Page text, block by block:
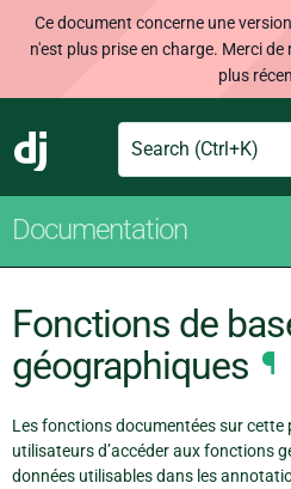
Ce document concerne une
n'est plus prise en charge. Merci
plus
Django
Search
Documentation
Fonctions de
géographiques ¶
Les fonctions documentées sur cette
utilisateurs d’accéder aux fonctions
données utilisables dans les